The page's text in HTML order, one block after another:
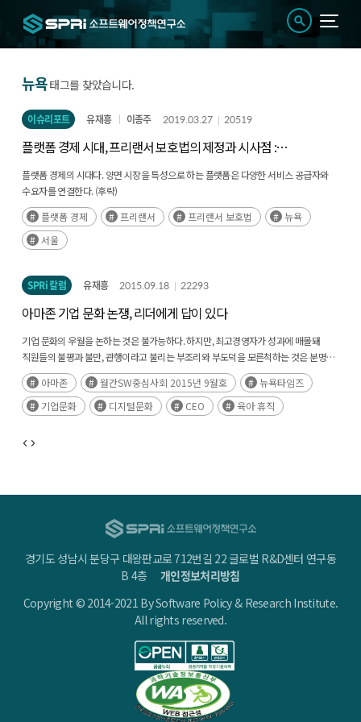
뉴욕태그를 찾았습니다.
이슈리포트 유재흥 이종주 2019.03.27 20519
플랫폼 경제 시대, 프리랜서 보호법의 제정과 시사점 :
뉴욕시와 서울시의 사례
플랫폼 경제의 시대다. 양면 시장을 특성으로 하는 플랫폼은 다양한 서비스 공급자와
수요자를 연결한다. (후략)
플랫폼 경제
프리랜서 프리랜서 보호법
뉴욕
서울
SPRi 칼럼 유재흥 2015.09.18 22293
아마존 기업 문화 논쟁, 리더에게 답이 있다
기업 문화의 우월을 논하는 것은 불가능하다. 하지만, 최고경영자가 성과에 매몰돼
직원들의 불평과 불만, 관행이라고 불리는 부조리와 부도덕을 모른척하는 것은 분명한
직무 유기다. CEO마다 추구하는 문화적 방향은 다를지언정 보상의 공정함과 절차의
일관성은 유지되어야 한다. 기업 문화를 좌우하는 CEO의 말은 절대 립서비스로
그쳐서는 안되는 이유다. 논쟁의 한가운데 있는 아마존 CEO의 말을 인용하며 글을
아마존 월간SW중심사회 2015년 9월호
뉴욕타임즈
기업문화
디지털문화 CEO 육아 휴직
경기도 성남시 분당구 대왕판교로 712번길 22 글로벌 R&D센터 연구동
B 4층개인정보처리방침
Copyright © 2014-2021 By Software Policy & Research Institute.
All rights reserved.